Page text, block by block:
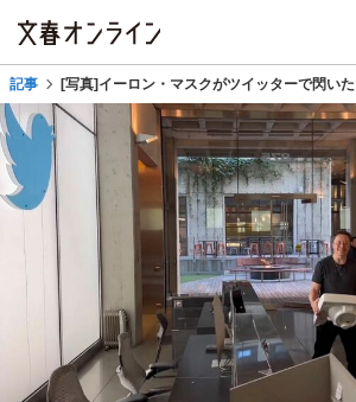
記事 [写真]イーロン・マスクがツイッターで閃い